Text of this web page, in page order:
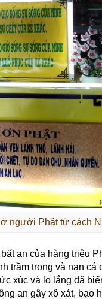
người Phật tử cách
an của hàng triệu
trầm trọng và nạn cá
xúc và lo lắng đã
an gây xô xát, bạo